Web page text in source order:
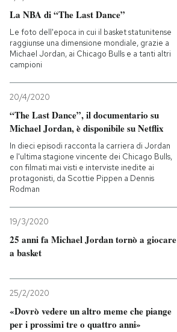
La NBA di “The Last Dance”
Le foto dell'epoca in cui il basket statunitense
raggiunse una dimensione mondiale, grazie a
Michael Jordan, ai Chicago Bulls e a tanti altri
campioni
20/4/2020
“The Last Dance”, il documentario su
Michael Jordan, è disponibile su Netflix
In dieci episodi racconta la carriera di Jordan
e l'ultima stagione vincente dei Chicago Bulls,
con filmati mai visti e interviste inedite ai
protagonisti, da Scottie Pippen a Dennis
Rodman
19/3/2020
25 anni fa Michael Jordan tornò a giocare
a basket
25/2/2020
«Dovrò vedere un altro meme che piange
per i prossimi tre o quattro anni»